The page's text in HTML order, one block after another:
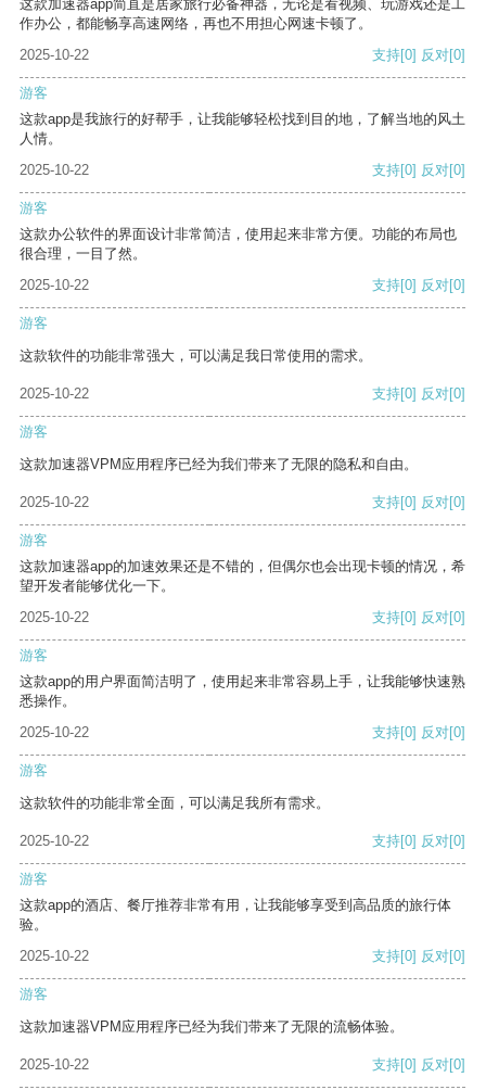
这款加速器app简直是居家旅行必备神器，无论是看视频、玩游戏还是工
作办公，都能畅享高速网络，再也不用担心网速卡顿了。
2025-10-22
支持[0] 反对[0]
游客
这款app是我旅行的好帮手，让我能够轻松找到目的地，了解当地的风土
人情。
2025-10-22
支持[0] 反对[0]
游客
这款办公软件的界面设计非常简洁，使用起来非常方便。功能的布局也
很合理，一目了然。
2025-10-22
支持[0] 反对[0]
游客
这款软件的功能非常强大，可以满足我日常使用的需求。
2025-10-22 支持[0] 反对[0]
游客
这款加速器VPM应用程序已经为我们带来了无限的隐私和自由。
2025-10-22 支持[0] 反对[0]
游客
这款加速器app的加速效果还是不错的，但偶尔也会出现卡顿的情况，希
望开发者能够优化一下。
2025-10-22
支持[0] 反对[0]
游客
这款app的用户界面简洁明了，使用起来非常容易上手，让我能够快速熟
悉操作。
2025-10-22
支持[0] 反对[0]
游客
这款软件的功能非常全面，可以满足我所有需求。
2025-10-22 支持[0] 反对[0]
游客
这款app的酒店、餐厅推荐非常有用，让我能够享受到高品质的旅行体
验。
2025-10-22
支持[0] 反对[0]
游客
这款加速器VPM应用程序已经为我们带来了无限的流畅体验。
2025-10-22 支持[0] 反对[0]